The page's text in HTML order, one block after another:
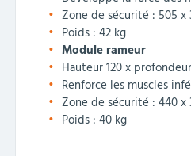
Zone de sécurité : 505 x
Poids : 42 kg
Module rameur
Hauteur 120 x
Renforce les muscles
Zone de sécurité : 440 x
Poids : 40 kg